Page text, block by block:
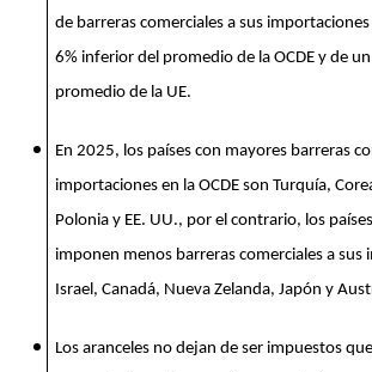
de barreras comerciales a sus
6% inferior del promedio de la OCDE y de
promedio de la UE.
En 2025, los países con mayores barreras
importaciones en la OCDE son Turquía,
Polonia y EE. UU., por el contrario, los
imponen menos barreras comerciales a sus
Israel, Canadá, Nueva Zelanda, Japón y
Los aranceles no dejan de ser impuestos